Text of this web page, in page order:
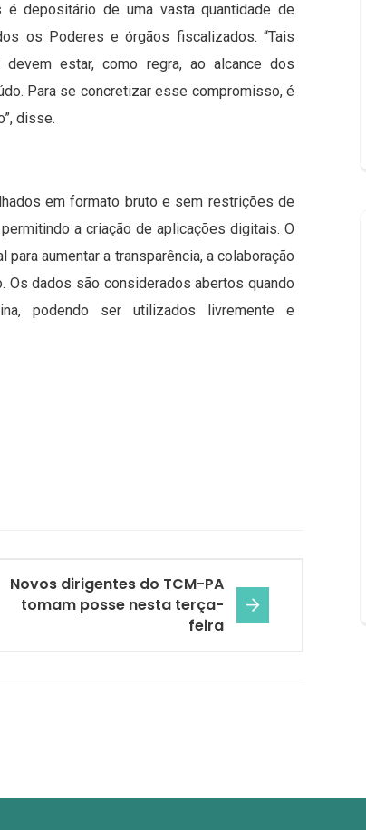
depositário de uma vasta quantidade de
os Poderes e órgãos fiscalizados. “Tais
estar, como regra, ao alcance dos
Para se concretizar esse compromisso, é
disse.
em formato bruto e sem restrições de
a criação de aplicações digitais. O
aumentar a transparência, a colaboração
Os dados são considerados abertos quando
podendo ser utilizados livremente e
Novos dirigentes do TCM-PA
tomam posse nesta terça-
feira